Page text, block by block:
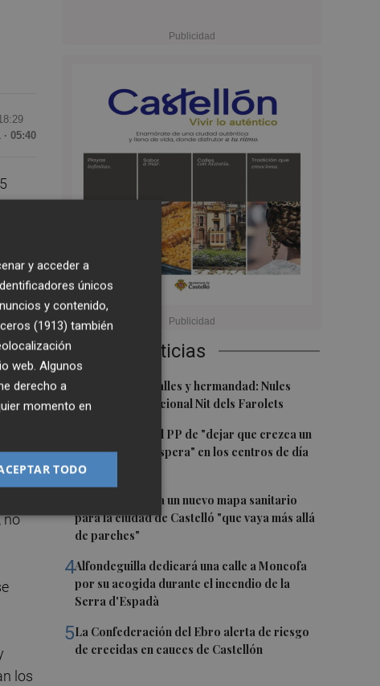
Últimas Noticias
1
Talleres, pasacalles y hermandad: Nules
celebra su tradicional Nit dels Farolets
El PSPV acusa al PP de "dejar que crezca un
31 % la lista de espera" en los centros de día
de Castellón
El PSPV reclama un nuevo mapa sanitario
para la ciudad de Castelló "que vaya más allá
de parches"
4Alfondeguilla dedicará una calle a Moncofa
por su acogida durante el incendio de la
Serra d'Espadà
5La Confederación del Ebro alerta de riesgo
de crecidas en cauces de Castellón
05:40
vez
no
los
y acceder a
únicos
y contenido,
(1913) también
web. Algunos
derecho a
momento en
TODO